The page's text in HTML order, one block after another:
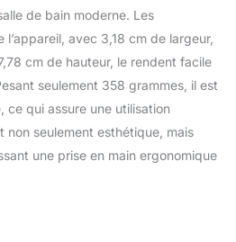
professionnelle : utilisé et
recommandé par les
dermatologues et les
esthéticiennes, cet
exfoliant visage et
épilateur multi-breveté
offre des résultats Med
Spa à la maison. Les
de bain moderne. Les
avec 3,18 cm de largeur,
cm de hauteur, le rendent facile
seulement 358 grammes, il est
ce qui assure une utilisation
non seulement esthétique, mais
une prise en main ergonomique